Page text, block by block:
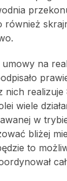
również
na
nich
wiele
w
bliżej
to